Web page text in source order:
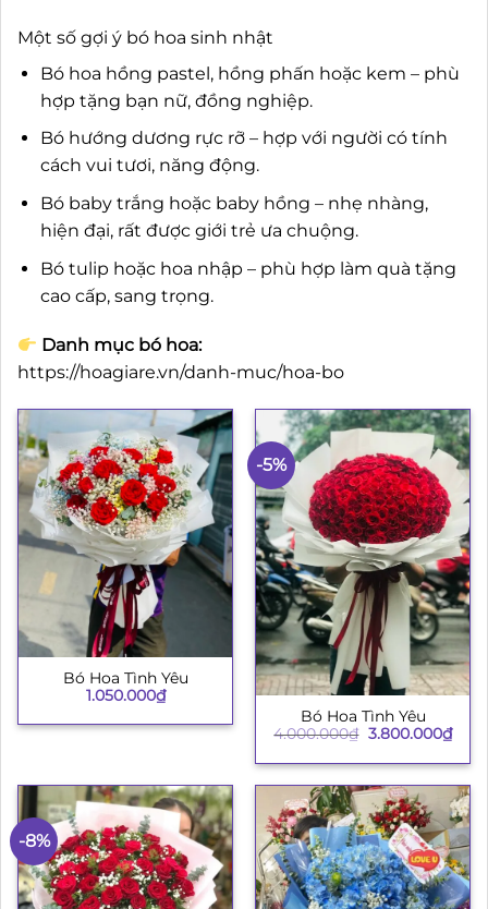
Một số gợi ý bó hoa sinh nhật
Bó hoa hồng pastel, hồng phấn hoặc kem – phù
hợp tặng bạn nữ, đồng nghiệp.
Bó hướng dương rực rỡ – hợp với người có tính
cách vui tươi, năng động.
Bó baby trắng hoặc baby hồng – nhẹ nhàng,
hiện đại, rất được giới trẻ ưa chuộng.
Bó tulip hoặc hoa nhập – phù hợp làm quà tặng
cao cấp, sang trọng.
Danh mục bó hoa:
https://hoagiare.vn/danh-muc/hoa-bo
Bó Hoa Tình Yêu
1.050.000₫
-5%
Bó Hoa Tình Yêu
4.000.000₫ Giá
là:
3.800.000₫Giá
hiện
tại
-8%